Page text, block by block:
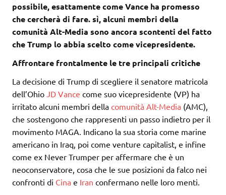
possibile, esattamente come Vance ha promesso
che cercherà di fare. sì, alcuni membri della
comunità Alt-Media sono ancora scontenti del fatto
che Trump lo abbia scelto come vicepresidente.
Affrontare frontalmente le tre principali critiche
La decisione di Trump di scegliere il senatore matricola
dell’Ohio JD Vance come suo vicepresidente (VP) ha
irritato alcuni membri della comunità Alt-Media (AMC),
che sostengono che rappresenti un passo indietro per il
movimento MAGA. Indicano la sua storia come marine
americano in Iraq, poi come venture capitalist, e infine
come ex Never Trumper per affermare che è un
neoconservatore, cosa che le sue posizioni da falco nei
confronti di Cina e Iran confermano nelle loro menti.